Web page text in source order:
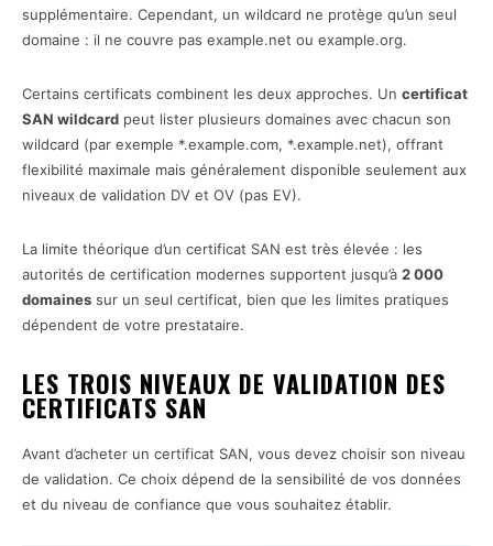
supplémentaire. Cependant, un wildcard ne protège qu’un seul
domaine : il ne couvre pas example.net ou example.org.
Certains certificats combinent les deux approches. Un certificat
SAN wildcard peut lister plusieurs domaines avec chacun son
wildcard (par exemple *.example.com, *.example.net), offrant
flexibilité maximale mais généralement disponible seulement aux
niveaux de validation DV et OV (pas EV).
La limite théorique d’un certificat SAN est très élevée : les
autorités de certification modernes supportent jusqu’à 2 000
domaines sur un seul certificat, bien que les limites pratiques
dépendent de votre prestataire.
LES TROIS NIVEAUX DE VALIDATION DES
CERTIFICATS SAN
Avant d’acheter un certificat SAN, vous devez choisir son niveau
de validation. Ce choix dépend de la sensibilité de vos données
et du niveau de confiance que vous souhaitez établir.